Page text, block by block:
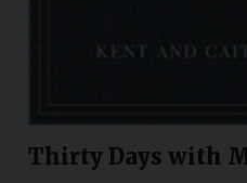
Thirty Days with